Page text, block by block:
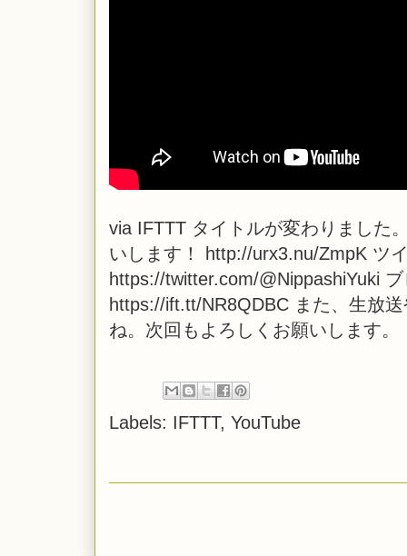
via IFTTTタイトルが変わりました
いします！ http://urx3.nu/ZmpK ツ
https://twitter.com/@NippashiYuki
https://ift.tt/NR8QDBC また、生放
ね。次回もよろしくお願いします
Labels: IFTTT, YouTube